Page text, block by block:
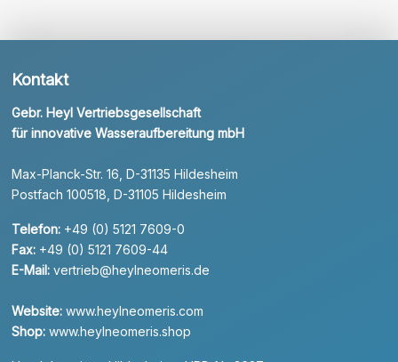
Kontakt
Gebr. Heyl Vertriebsgesellschaft
für innovative Wasseraufbereitung mbH
Max-Planck-Str. 16, D-31135 Hildesheim
Postfach 100518, D-31105 Hildesheim
Telefon: +49 (0) 5121 7609-0
Fax: +49 (0) 5121 7609-44
E-Mail: vertrieb@heylneomeris.de
Website: www.heylneomeris.com
Shop: www.heylneomeris.shop